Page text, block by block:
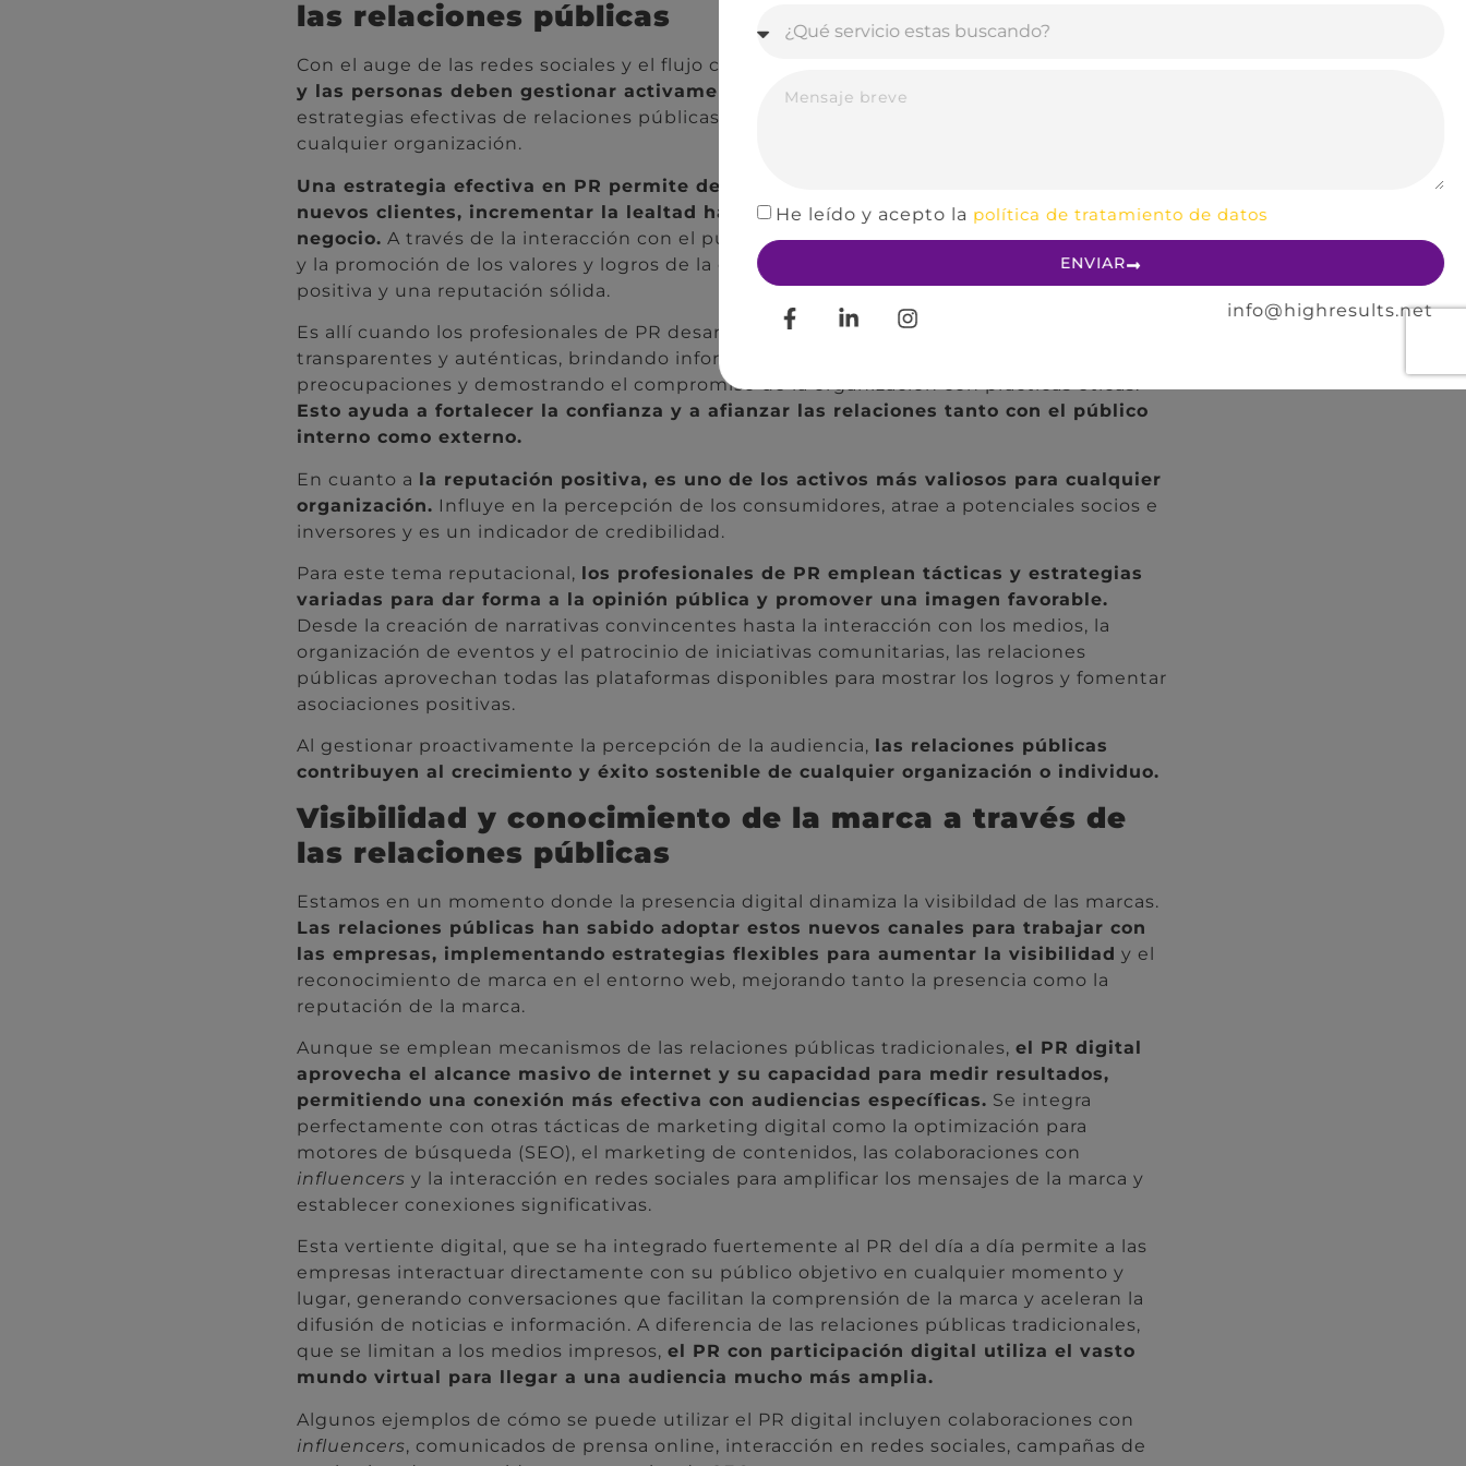
las relaciones públicas
Con el auge de las redes sociales y el flujo constante de información,
y las personas deben gestionar activamente su imagen y reputación,
estrategias efectivas de relaciones públicas para asegurar el crecimiento y éxito de
cualquier organización.
Una estrategia efectiva en PR permite destacar en un entorno saturado, atraer
nuevos clientes, incrementar la lealtad hacia la marca y mejorar el desempeño del
negocio. A través de la interacción con el público objetivo, la atención a sus inquietudes
y la promoción de los valores y logros de la organización, se crea una imagen pública
positiva y una reputación sólida.
Es allí cuando los profesionales de PR desarrollan estrategias de comunicación
transparentes y auténticas, brindando información precisa y oportuna, abordando
preocupaciones y demostrando el compromiso de la organización con prácticas éticas.
Esto ayuda a fortalecer la confianza y a afianzar las relaciones tanto con el público
interno como externo.
En cuanto a la reputación positiva, es uno de los activos más valiosos para cualquier
organización. Influye en la percepción de los consumidores, atrae a potenciales socios e
inversores y es un indicador de credibilidad.
Para este tema reputacional, los profesionales de PR emplean tácticas y estrategias
variadas para dar forma a la opinión pública y promover una imagen favorable.
Desde la creación de narrativas convincentes hasta la interacción con los medios, la
organización de eventos y el patrocinio de iniciativas comunitarias, las relaciones
públicas aprovechan todas las plataformas disponibles para mostrar los logros y fomentar
asociaciones positivas.
Al gestionar proactivamente la percepción de la audiencia, las relaciones públicas
contribuyen al crecimiento y éxito sostenible de cualquier organización o individuo.
Visibilidad y conocimiento de la marca a través de
las relaciones públicas
Estamos en un momento donde la presencia digital dinamiza la visibildad de las marcas.
Las relaciones públicas han sabido adoptar estos nuevos canales para trabajar con
las empresas, implementando estrategias flexibles para aumentar la visibilidad y el
reconocimiento de marca en el entorno web, mejorando tanto la presencia como la
reputación de la marca.
Aunque se emplean mecanismos de las relaciones públicas tradicionales, el PR digital
aprovecha el alcance masivo de internet y su capacidad para medir resultados,
permitiendo una conexión más efectiva con audiencias específicas. Se integra
perfectamente con otras tácticas de marketing digital como la optimización para
motores de búsqueda (SEO), el marketing de contenidos, las colaboraciones con
influencers y la interacción en redes sociales para amplificar los mensajes de la marca y
establecer conexiones significativas.
Esta vertiente digital, que se ha integrado fuertemente al PR del día a día permite a las
empresas interactuar directamente con su público objetivo en cualquier momento y
lugar, generando conversaciones que facilitan la comprensión de la marca y aceleran la
difusión de noticias e información. A diferencia de las relaciones públicas tradicionales,
que se limitan a los medios impresos, el PR con participación digital utiliza el vasto
mundo virtual para llegar a una audiencia mucho más amplia.
Algunos ejemplos de cómo se puede utilizar el PR digital incluyen colaboraciones con
influencers, comunicados de prensa online, interacción en redes sociales, campañas de
He leído y acepto lapolítica de tratamiento de datos
ENVIAR
info@highresults.net